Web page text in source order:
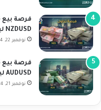
فرصة بيع
NZDUSD ليوم 22-11-2024
نوفمبر 22, 2024
فرصة بيع
AUDUSD ليوم 21-11-2024
نوفمبر 21, 2024